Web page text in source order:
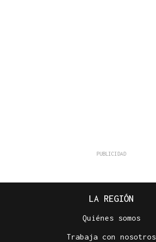
LA REGIÓN
Quiénes somos
Trabaja con nosotros